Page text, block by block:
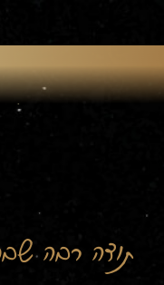
תודה רבה